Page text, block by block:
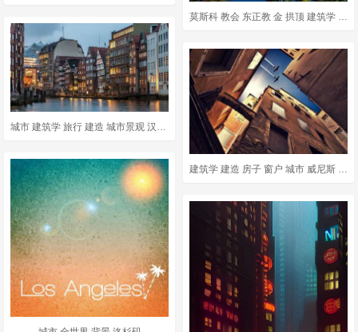
城市 建筑学 旅行 建造 城市景观 汉堡 前夕 水 舰队
莫斯科 教会 东正教 金 拱顶 建筑学 教区 大教堂 城市
建筑学 建造 房子 窗户 城市 威尼斯 飞机 物业单位 这架飞机